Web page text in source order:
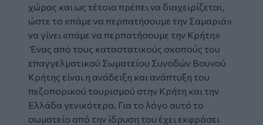
χώρας και ως τέτοια πρέπει να διαχειρίζεται,
ώστε το «πάμε να περπατήσουμε την Σαμαριά»
να γίνει «πάμε να περπατήσουμε την Κρήτη»
Ένας από τους καταστατικούς σκοπούς του
επαγγελματικού Σωματείου Συνοδών Βουνού
Κρήτης είναι η ανάδειξη και ανάπτυξη του
πεζοπορικού τουρισμού στην Κρήτη και την
Ελλάδα γενικότερα. Για το λόγο αυτό το
σωματείο από την ίδρυση του έχει εκφράσει